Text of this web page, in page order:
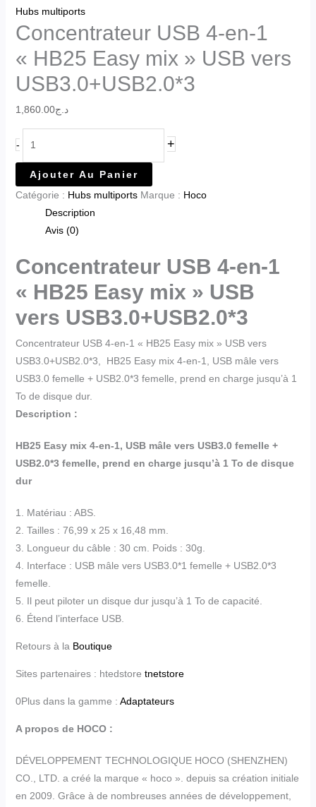
Hubs multiports
Concentrateur USB 4-en-1
« HB25 Easy mix » USB vers
USB3.0+USB2.0*3
د.ج1,860.00
- +
Ajouter Au Panier
Catégorie : Hubs multiports Marque : Hoco
Description
Avis (0)
Concentrateur USB 4-en-1
« HB25 Easy mix » USB
vers USB3.0+USB2.0*3
Concentrateur USB 4-en-1 « HB25 Easy mix » USB vers
USB3.0+USB2.0*3, HB25 Easy mix 4-en-1, USB mâle vers
USB3.0 femelle + USB2.0*3 femelle, prend en charge jusqu’à 1
To de disque dur.
Description :
HB25 Easy mix 4-en-1, USB mâle vers USB3.0 femelle +
USB2.0*3 femelle, prend en charge jusqu’à 1 To de disque
dur
1. Matériau : ABS.
2. Tailles : 76,99 x 25 x 16,48 mm.
3. Longueur du câble : 30 cm. Poids : 30g.
4. Interface : USB mâle vers USB3.0*1 femelle + USB2.0*3
femelle.
5. Il peut piloter un disque dur jusqu’à 1 To de capacité.
6. Étend l’interface USB.
Retours à la Boutique
Sites partenaires : htedstore tnetstore
0Plus dans la gamme : Adaptateurs
A propos de HOCO :
DÉVELOPPEMENT TECHNOLOGIQUE HOCO (SHENZHEN)
CO., LTD. a créé la marque « hoco ». depuis sa création initiale
en 2009. Grâce à de nombreuses années de développement,